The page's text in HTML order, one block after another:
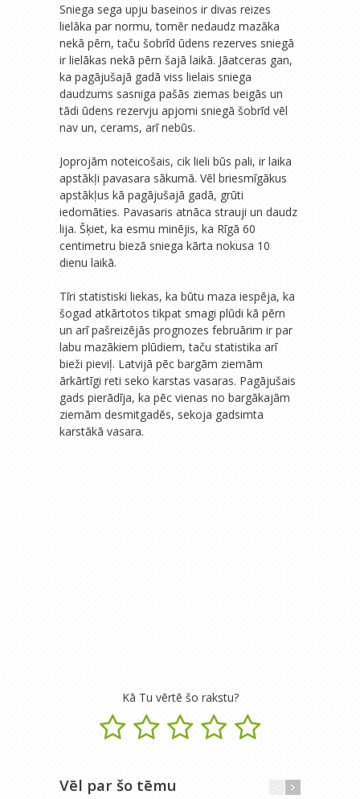
Sniega sega upju baseinos ir divas reizes
lielāka par normu, tomēr nedaudz mazāka
nekā pērn, taču šobrīd ūdens rezerves sniegā
ir lielākas nekā pērn šajā laikā. Jāatceras gan,
ka pagājušajā gadā viss lielais sniega
daudzums sasniga pašās ziemas beigās un
tādi ūdens rezervju apjomi sniegā šobrīd vēl
nav un, cerams, arī nebūs.
Joprojām noteicošais, cik lieli būs pali, ir laika
apstākļi pavasara sākumā. Vēl briesmīgākus
apstākļus kā pagājušajā gadā, grūti
iedomāties. Pavasaris atnāca strauji un daudz
lija. Šķiet, ka esmu minējis, ka Rīgā 60
centimetru biezā sniega kārta nokusa 10
dienu laikā.
Tīri statistiski liekas, ka būtu maza iespēja, ka
šogad atkārtotos tikpat smagi plūdi kā pērn
un arī pašreizējās prognozes februārim ir par
labu mazākiem plūdiem, taču statistika arī
bieži pieviļ. Latvijā pēc bargām ziemām
ārkārtīgi reti seko karstas vasaras. Pagājušais
gads pierādīja, ka pēc vienas no bargākajām
ziemām desmitgadēs, sekoja gadsimta
karstākā vasara.
Kā Tu vērtē šo rakstu?
Vēl par šo tēmu